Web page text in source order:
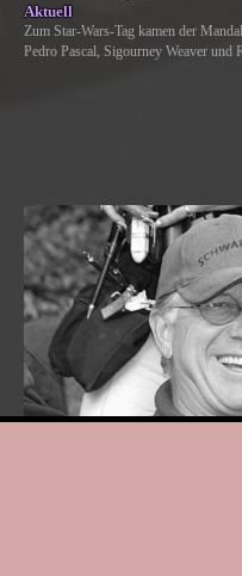
Aktuell
Zum Star-Wars-Tag kamen der
Pedro Pascal, Sigourney Weaver und